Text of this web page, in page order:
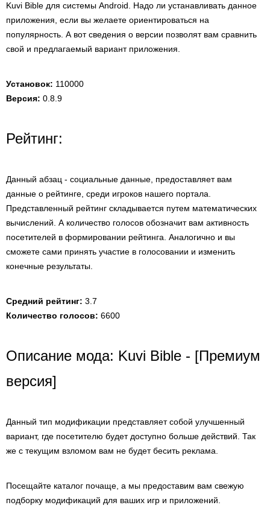
Kuvi Bible для системы Android. Надо ли устанавливать данное
приложения, если вы желаете ориентироваться на
популярность. А вот сведения о версии позволят вам сравнить
свой и предлагаемый вариант приложения.
Установок: 110000
Версия: 0.8.9
Рейтинг:
Данный абзац - социальные данные, предоставляет вам
данные о рейтинге, среди игроков нашего портала.
Представленный рейтинг складывается путем математических
вычислений. А количество голосов обозначит вам активность
посетителей в формировании рейтинга. Аналогично и вы
сможете сами принять участие в голосовании и изменить
конечные результаты.
Средний рейтинг: 3.7
Количество голосов: 6600
Описание мода: Kuvi Bible - [Премиум
версия]
Данный тип модификации представляет собой улучшенный
вариант, где посетителю будет доступно больше действий. Так
же с текущим взломом вам не будет бесить реклама.
Посещайте каталог почаще, а мы предоставим вам свежую
подборку модификаций для ваших игр и приложений.